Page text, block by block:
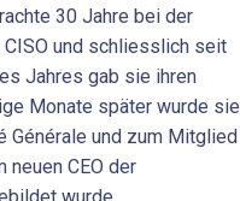
30 Jahre bei der
CISO und schliesslich seit
Jahres gab sie ihren
Monate später wurde sie
Générale und zum Mitglied
neuen CEO der